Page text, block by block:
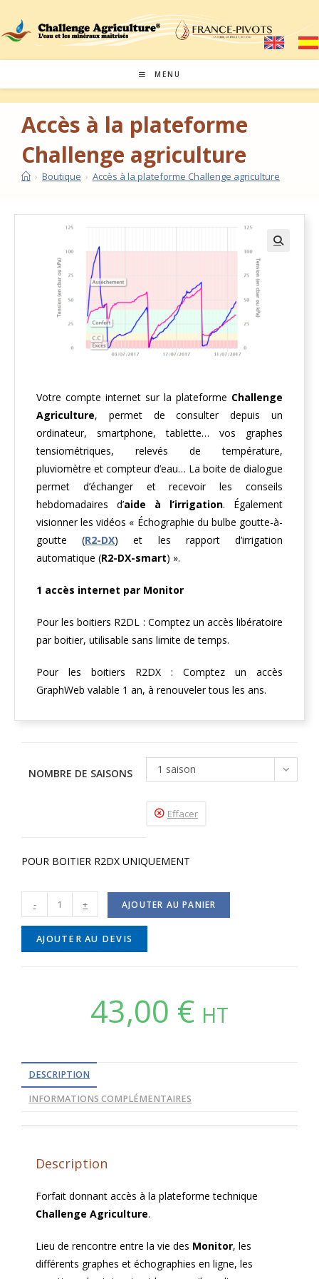
MENU
Accès à la plateforme
Challenge agriculture
› Boutique › Accès à la plateforme Challenge agriculture
Votre compte internet sur la plateforme Challenge
Agriculture, permet de consulter depuis un
ordinateur, smartphone, tablette… vos graphes
tensiométriques, relevés de température,
pluviomètre et compteur d’eau… La boite de dialogue
permet d’échanger et recevoir les conseils
hebdomadaires d’aide à l’irrigation. Également
visionner les vidéos « Échographie du bulbe goutte-à-
goutte (R2-DX) et les rapport d’irrigation
automatique (R2-DX-smart) ».
1 accès internet par Monitor
Pour les boitiers R2DL : Comptez un accès libératoire
par boitier, utilisable sans limite de temps.
Pour les boitiers R2DX : Comptez un accès
GraphWeb valable 1 an, à renouveler tous les ans.
NOMBRE DE SAISONS 1 saison
Effacer
POUR BOITIER R2DX UNIQUEMENT
- + AJOUTER AU PANIER
AJOUTER AU DEVIS
43,00 € HT
DESCRIPTION
INFORMATIONS COMPLÉMENTAIRES
Description
Forfait donnant accès à la plateforme technique
Challenge Agriculture.
Lieu de rencontre entre la vie des Monitor, les
différents graphes et échographies en ligne, les